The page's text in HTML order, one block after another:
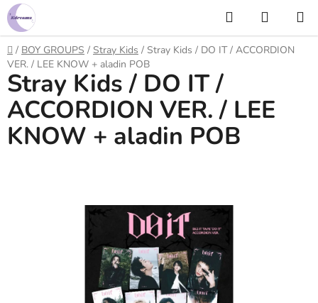
Prejsť
na
obsah
Hľadať
KOŠÍK
Domov
/ BOY GROUPS / Stray Kids / Stray Kids / DO IT / ACCORDION
VER. / LEE KNOW + aladin POB
Stray Kids / DO IT /
ACCORDION VER. / LEE
KNOW + aladin POB